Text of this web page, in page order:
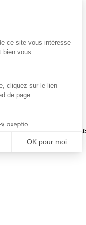
ce site vous intéresse
bien vous
cliquez sur le lien
de page.
OK pour moi
: Personnalisez
et de gérer vos
Foot 63 : actus,